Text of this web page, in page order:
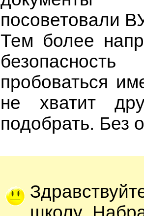
посоветовали
Тем более
пробоваться
не хватит
подобрать. Без